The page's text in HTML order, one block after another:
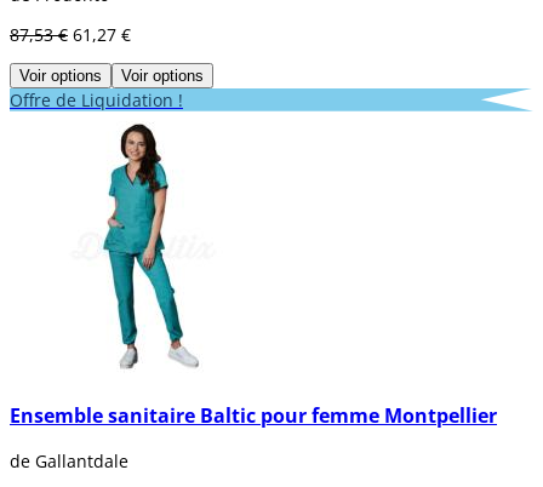
87,53 € 61,27 €
Voir options Voir options
Offre de Liquidation !
Ensemble sanitaire Baltic pour femme Montpellier
de Gallantdale